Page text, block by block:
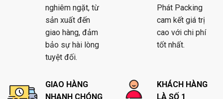
nghiêm ngặt, từ
sản xuất đến
giao hàng, đảm
bảo sự hài lòng
tuyệt đối.
Phát Packing
cam kết giá trị
cao với chi phí
tốt nhất.
GIAO HÀNG
NHANH CHÓNG
KHÁCH HÀNG
LÀ SỐ 1